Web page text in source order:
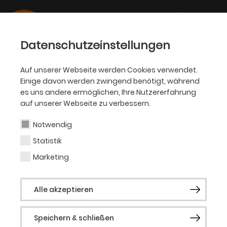
Datenschutzeinstellungen
Auf unserer Webseite werden Cookies verwendet.
Einige davon werden zwingend benötigt, während
es uns andere ermöglichen, Ihre Nutzererfahrung
auf unserer Webseite zu verbessern.
Notwendig
Statistik
Marketing
Alle akzeptieren
Speichern & schließen
18.03.2026 OPER
Festliche Operngala „Mein
lieber Schwan“
Mit Musik von Richard Wagner, Hector
Giacomo Puccini u.a. – moderiert von Götz
Alsmann und Opernintendant Heribert
Germeshausen